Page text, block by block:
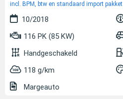
incl. BPM, btw en standaard import pakket
10/2018
116 PK (85 KW)
Handgeschakeld
118 g/km
Margeauto